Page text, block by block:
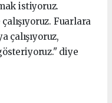
istiyoruz.
Fuarlara
çalışıyoruz,
diye